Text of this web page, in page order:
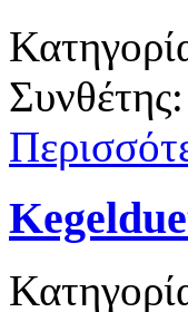
Συνθέτης: